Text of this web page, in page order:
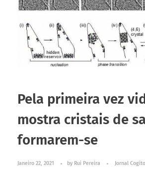
Pela primeira vez
mostra cristais de
formarem-se
Janeiro 22, 2021 by Rui Pereira Jornal Cogito